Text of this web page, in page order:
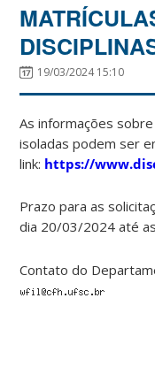
19/03/2024 15:10
As informações
isoladas podem ser
link: https://
Prazo para as
dia 20/03/2024 até
Contato do